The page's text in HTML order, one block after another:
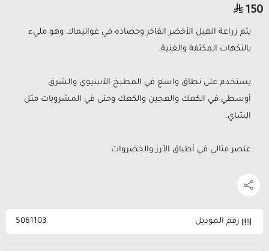
150
يتم زراعة الهيل الأخضر الفاخر وحصاده في غواتيمالا، وهو مليء
بالنكهات المكثفة والغنية.
يستخدم على نطاق واسع في المطبخ الآسيوي والشرق
أوسطي في الكعك والعجين والكعك وحتى في المشروبات مثل
الشاي.
عنصر مثالي في أطباق الأرز والخضروات
رقم الموديل 5061103